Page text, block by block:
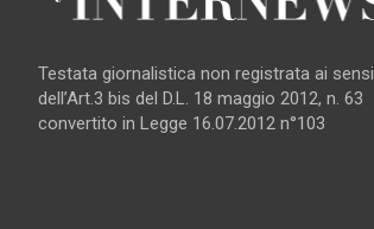
Testata giornalistica non registrata ai sensi
dell’Art.3 bis del D.L. 18 maggio 2012, n. 63
convertito in Legge 16.07.2012 n°103